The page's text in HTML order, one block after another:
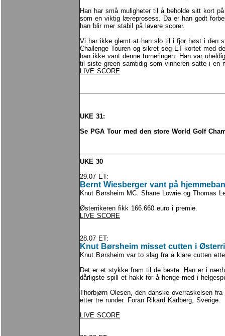
Han har små muligheter til å beholde sitt kort
som en viktig læreprosess. Da er han godt
han blir mer stabil på lavere scorer.
Vi har ikke glemt at han slo til i fjor høst i den
Challenge Touren og sikret seg ET-kortet med
han ikke vant denne turneringen. Han var
til siste green samtidig som vinneren satte i en
LIVE SCORE
UKE 31:
Se PGA Tour med den store World Golf
UKE 30
29.07 ET:
Bernt Wiesberger vant på
Knut Børsheim MC. Shane Lowrie og Thomas
Østerrikeren fikk 166.660 euro i premie.
LIVE SCORE
28.07 ET:
Knut Børsheim misset cutten i
Knut Børsheim var to slag fra å klare cutten
Det er et stykke fram til de beste. Han er i
dårligste spill et hakk for å henge med i
Thorbjørn Olesen, den danske overraskelsen
etter tre runder. Foran Rikard Karlberg, Sverige.
LIVE SCORE